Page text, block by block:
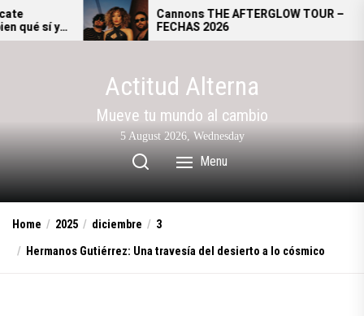
Skip
to
Cannons THE AFTERGLOW TOUR –
FECHAS 2026
Actitud Alterna
Mueve tu mundo al cambio
5 August 2026, Wednesday
Menu
Home 2025 diciembre
3
Hermanos Gutiérrez: Una travesía del desierto a lo cósmico